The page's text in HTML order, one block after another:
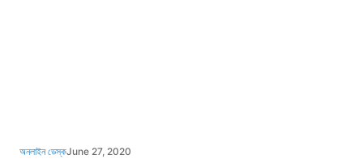
অনলাইন ডেস্কJune 27, 2020